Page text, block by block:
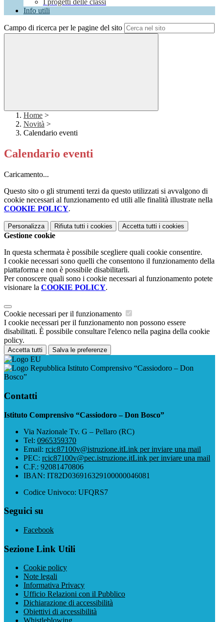
I progetti delle classi
Info utili
Campo di ricerca per le pagine del sito
Home >
Novità >
Calendario eventi
Calendario eventi
Caricamento...
Questo sito o gli strumenti terzi da questo utilizzati si avvalgono di
cookie necessari al funzionamento ed utili alle finalità illustrate nella
COOKIE POLICY.
Personalizza Rifiuta tutti i cookies Accetta tutti i cookies
Gestione cookie
In questa schermata è possibile scegliere quali cookie consentire.
I cookie necessari sono quelli che consentono il funzionamento della
piattaforma e non è possibile disabilitarli.
Per conoscere quali sono i cookie necessari al funzionamento potete
visionare la COOKIE POLICY.
Cookie necessari per il funzionamento
I cookie necessari per il funzionamento non possono essere
disabilitati. È possibile consultare l'elenco nella pagina della cookie
policy.
Accetta tutti Salva le preferenze
Istituto Comprensivo “Cassiodoro – Don
Bosco”
Contatti
Istituto Comprensivo “Cassiodoro – Don Bosco”
Via Nazionale Tv. G – Pellaro (RC)
Tel: 0965359370
Email: rcic87100v@istruzione.itLink per inviare una mail
PEC: rcic87100v@pec.istruzione.itLink per inviare una mail
C.F.: 92081470806
IBAN: IT82D036916329100000046081
Codice Univoco: UFQRS7
Seguici su
Facebook
Sezione Link Utili
Cookie policy
Note legali
Informativa Privacy
Ufficio Relazioni con il Pubblico
Dichiarazione di accessibilità
Obiettivi di accessibilità